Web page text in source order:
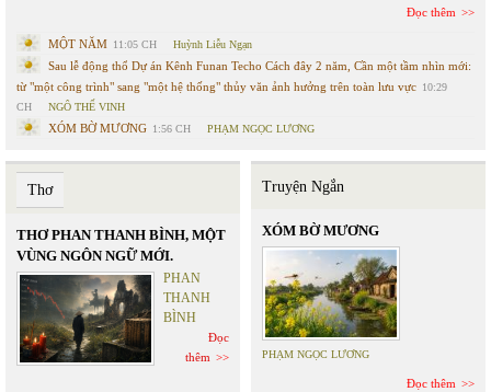
Đọc thêm
MỘT NĂM 11:05 CH Huỳnh Liễu Ngạn
Sau lễ động thổ Dự án Kênh Funan Techo Cách đây 2 năm, Cần một tầm nhìn mới:
từ "một công trình" sang "một hệ thống" thủy văn ảnh hưởng trên toàn lưu vực 10:29
CH
NGÔ THẾ VINH
XÓM BỜ MƯƠNG 1:56 CH PHẠM NGỌC LƯƠNG
Thơ
THƠ PHAN THANH BÌNH, MỘT
VÙNG NGÔN NGỮ MỚI.
PHAN
THANH
BÌNH
Đọc
thêm
Truyện Ngắn
XÓM BỜ MƯƠNG
PHẠM NGỌC LƯƠNG
Đọc thêm